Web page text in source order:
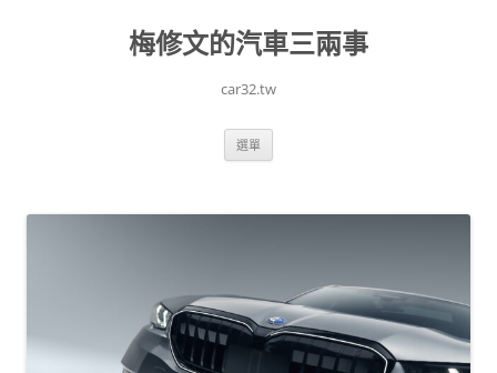
梅修文的汽車三兩事
car32.tw
選單